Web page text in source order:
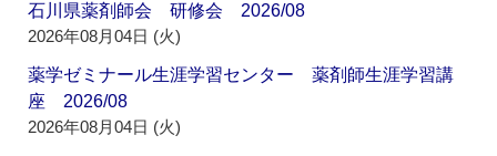
石川県薬剤師会 研修会 2026/08
2026年08月04日 (火)
薬学ゼミナール生涯学習センター 薬剤師生涯学習講
座 2026/08
2026年08月04日 (火)